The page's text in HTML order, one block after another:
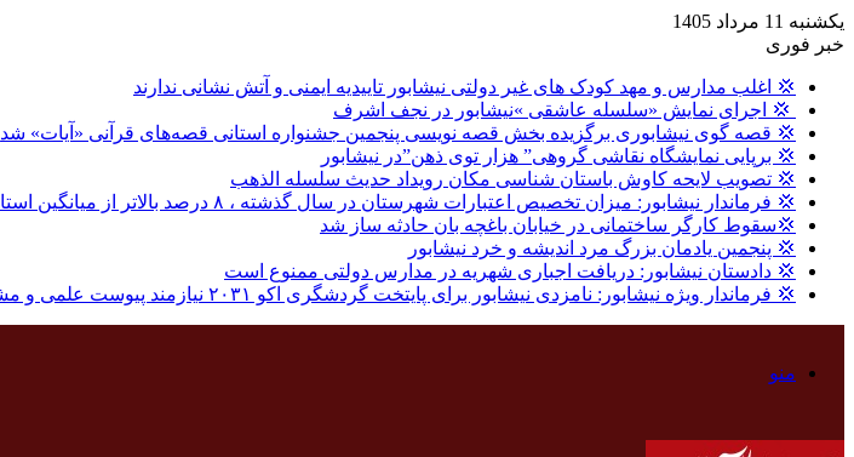
یکشنبه 11 مرداد 1405
خبر فوری
💢 اغلب مدارس و مهد کودک های غیر دولتی نیشابور تاییدیه ایمنی و آتش نشانی ندارند
‍ 💢 اجرای نمایش «سلسله عاشقی »نیشابور در نجف اشرف
💢 قصه گوی نیشابوری برگزیده بخش قصه نویسی پنجمین جشنواره استانی قصه‌های قرآنی «آیات» شد
💢 برپایی نمایشگاه نقاشی گروهی” هزار توی ذهن”در نیشابور
💢 تصویب لایحه کاوش باستان شناسی مکان رویداد حدیث سلسله الذهب
💢 فرماندار نیشابور: میزان تخصیص اعتبارات شهرستان در سال گذشته ، ۸ درصد بالاتر از میانگین استانی بود
💢سقوط کارگر ساختمانی در خیابان باغچه بان حادثه ساز شد
💢 پنجمین یادمان بزرگ مرد اندیشه و خرد نیشابور
💢 دادستان نیشابور: دریافت اجباری شهریه در مدارس دولتی ممنوع است
💢 فرماندار ویژه نیشابور: نامزدی نیشابور برای پایتخت گردشگری اکو ۲۰۳۱ نیازمند پیوست علمی و مشارکت دانشگاه‌هاست
منو